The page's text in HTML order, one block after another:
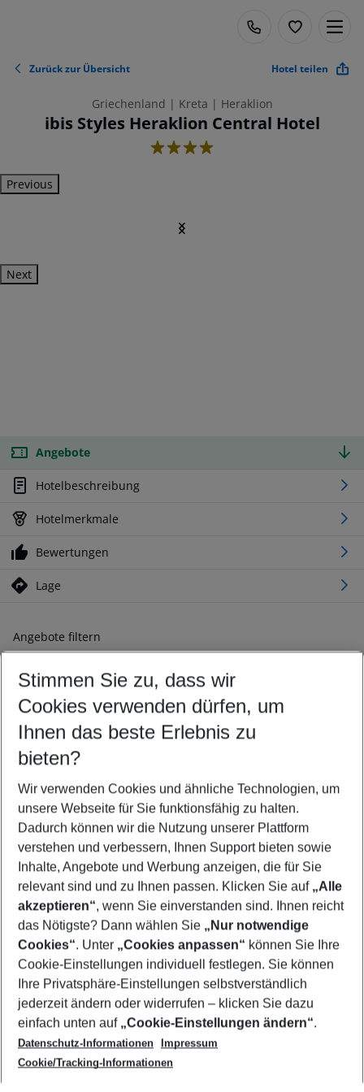
Zurück zur Übersicht Hotel teilen
Griechenland | Kreta | Heraklion
ibis Styles Heraklion Central Hotel
4
Previous
Next
Angebote
Hotelbeschreibung
Hotelmerkmale
Bewertungen
Lage
Angebote filtern
Ändern Sie Ihre Kriterien nach Ihren Wünschen
Abflughafen wählen
Beliebiger Abflughafen
Reisezeitraum wählen
08.08.26– 06.08.27 5-8 Nächte
2 Erwachsene Keine Kinder
Mehr Filter anzeigen
Footer
Footer navigation
Über uns
AGB
Cookie-Einstellungen ändern
Cookie-Richtlinie
Datenschutz
Service & Hilfe
Barrierefreies Reisen
Check-in
Folgen Sie uns
Stimmen Sie zu, dass wir
Cookies verwenden dürfen, um
Ihnen das beste Erlebnis zu
bieten?
Wir verwenden Cookies und ähnliche Technologien, um
unsere Webseite für Sie funktionsfähig zu halten.
Dadurch können wir die Nutzung unserer Plattform
verstehen und verbessern, Ihnen Support bieten sowie
Inhalte, Angebote und Werbung anzeigen, die für Sie
relevant sind und zu Ihnen passen. Klicken Sie auf „Alle
akzeptieren“, wenn Sie einverstanden sind. Ihnen reicht
das Nötigste? Dann wählen Sie „Nur notwendige
Cookies“. Unter „Cookies anpassen“ können Sie Ihre
Cookie-Einstellungen individuell festlegen. Sie können
Ihre Privatsphäre-Einstellungen selbstverständlich
jederzeit ändern oder widerrufen – klicken Sie dazu
einfach unten auf „Cookie-Einstellungen ändern“.
Datenschutz-Informationen
Impressum
Cookie/Tracking-Informationen